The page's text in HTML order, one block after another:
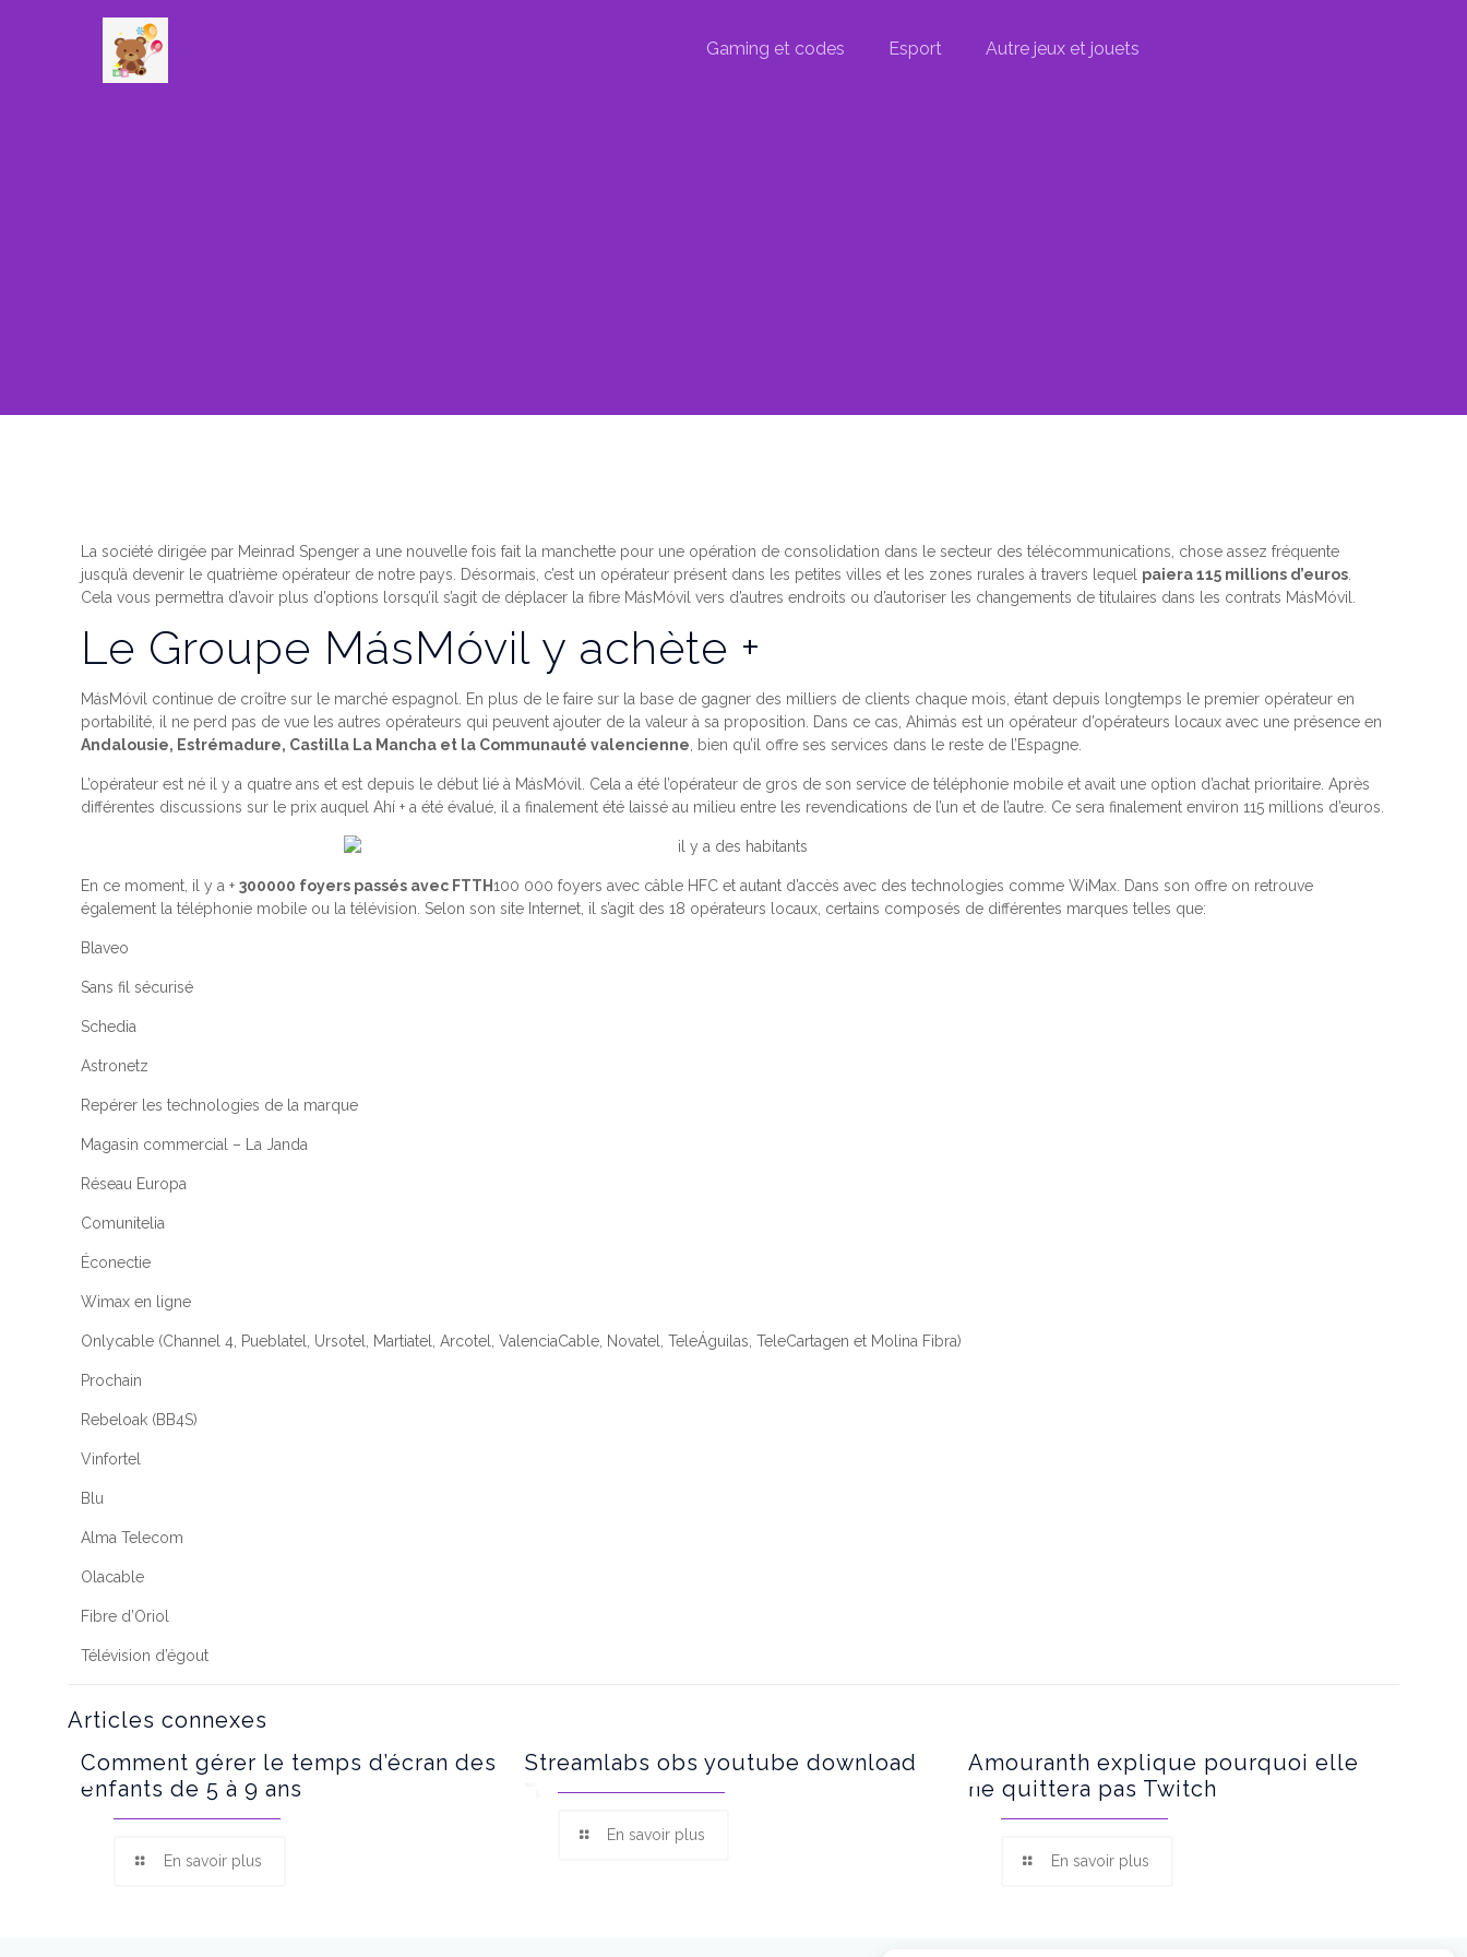
Gaming et codes Esport Autre jeux et jouets
La société dirigée par Meinrad Spenger a une nouvelle fois fait la manchette pour une opération de consolidation dans le secteur des télécommunications, chose assez fréquente
jusqu’à devenir le quatrième opérateur de notre pays. Désormais, c’est un opérateur présent dans les petites villes et les zones rurales à travers lequel paiera 115 millions d’euros
Cela vous permettra d’avoir plus d’options lorsqu’il s’agit de déplacer la fibre MásMóvil vers d’autres endroits ou d’autoriser les changements de titulaires dans les contrats MásMóvil.
Le Groupe MásMóvil y achète +
MásMóvil continue de croître sur le marché espagnol. En plus de le faire sur la base de gagner des milliers de clients chaque mois, étant depuis longtemps le premier opérateur en
portabilité, il ne perd pas de vue les autres opérateurs qui peuvent ajouter de la valeur à sa proposition. Dans ce cas, Ahimás est un opérateur d’opérateurs locaux avec une présence en
Andalousie, Estrémadure, Castilla La Mancha et la Communauté valencienne , bien qu’il offre ses services dans le reste de l’Espagne.
L’opérateur est né il y a quatre ans et est depuis le début lié à MásMóvil. Cela a été l’opérateur de gros de son service de téléphonie mobile et avait une option d’achat prioritaire. Après
différentes discussions sur le prix auquel Ahí + a été évalué, il a finalement été laissé au milieu entre les revendications de l’un et de l’autre. Ce sera finalement environ 115 millions d’euros.
En ce moment, il y a +300000 foyers passés avec FTTH100 000 foyers avec câble HFC et autant d’accès avec des technologies comme WiMax. Dans son offre on retrouve
également la téléphonie mobile ou la télévision. Selon son site Internet, il s’agit des 18 opérateurs locaux, certains composés de différentes marques telles que:
Blaveo
Sans fil sécurisé
Schedia
Astronetz
Repérer les technologies de la marque
Magasin commercial – La Janda
Réseau Europa
Comunitelia
Éconectie
Wimax en ligne
Onlycable (Channel 4, Pueblatel, Ursotel, Martiatel, Arcotel, ValenciaCable, Novatel, TeleÁguilas, TeleCartagen et Molina Fibra)
Prochain
Rebeloak (BB4S)
Vinfortel
Blu
Alma Telecom
Olacable
Fibre d’Oriol
Télévision d’égout
Articles connexes
Comment gérer le temps d’écran des
enfants de 5 à 9 ans
En savoir plus
Streamlabs obs youtube download
En savoir plus
Amouranth explique pourquoi elle
ne quittera pas Twitch
En savoir plus